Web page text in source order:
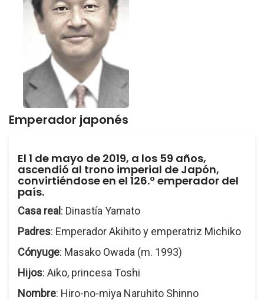
Emperador japonés
El 1 de mayo de 2019, a los 59 años,
ascendió al trono imperial de Japón,
convirtiéndose en el 126.º emperador del
país.
Casa real : Dinastía Yamato
Padres: Emperador Akihito y emperatriz Michiko
Cónyuge: Masako Owada (m. 1993)
Hijos: Aiko, princesa Toshi
Nombre: Hiro-no-miya Naruhito Shinno